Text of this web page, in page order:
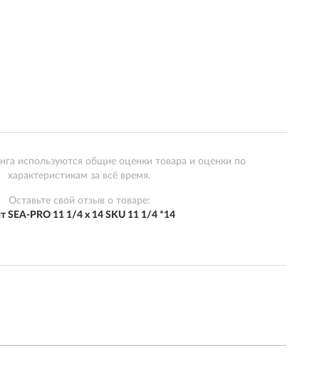
используются общие оценки товара и оценки по
характеристикам за всё время.
Оставьте свой отзыв о товаре:
SEA-PRO 11 1/4 х 14 SKU 11 1/4 *14